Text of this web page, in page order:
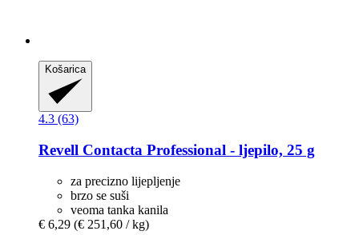
Košarica
4.3 (63)
Revell Contacta Professional -​ ljepilo, 25 g
za precizno lijepljenje
brzo se suši
veoma tanka kanila
€ 6,29 (€ 251,60 / kg)